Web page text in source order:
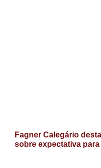
Fagner Calegário
sobre expectativa